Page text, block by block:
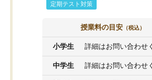
定期テスト対策
授業料の目安 （税込）
小学生 詳細はお問い合わせ
中学生 詳細はお問い合わせ